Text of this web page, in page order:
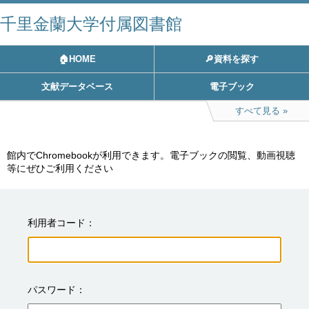
千里金蘭大学付属図書館
🏠HOME 🔎資料を探す
文献データベース 電子ブック
すべて見る
館内でChromebookが利用できます。電子ブックの閲覧、動画視聴
利用者コード
パスワード